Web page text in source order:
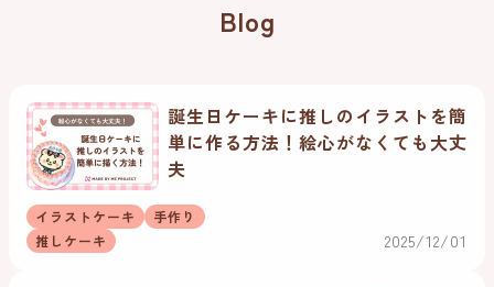
Blog
誕生日ケーキに推しのイラストを簡
単に作る方法！絵心がなくても大丈
夫
イラストケーキ
手作り
推しケーキ
2025/12/01